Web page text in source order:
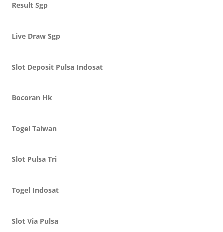
Result Sgp
Live Draw Sgp
Slot Deposit Pulsa Indosat
Bocoran Hk
Togel Taiwan
Slot Pulsa Tri
Togel Indosat
Slot Via Pulsa